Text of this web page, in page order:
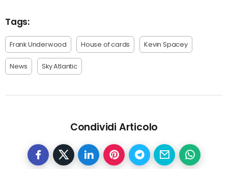
Tags:
Frank Underwood House of cards Kevin Spacey
News Sky Atlantic
Condividi Articolo